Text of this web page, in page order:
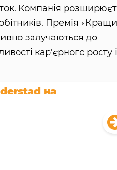
Компанія
Премія
залучаються до
кар'єрного росту і
на